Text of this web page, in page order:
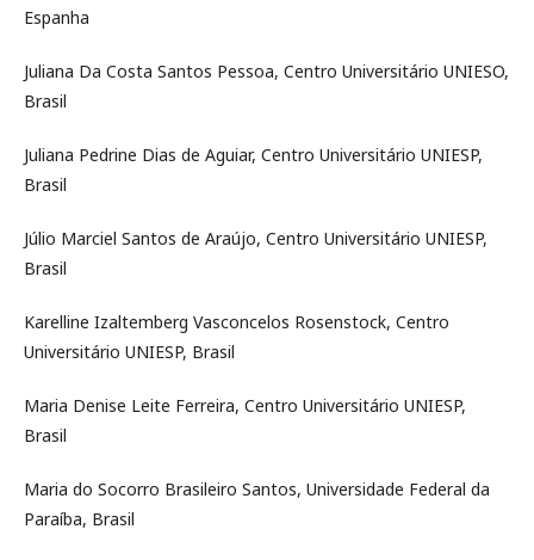
Espanha
Juliana Da Costa Santos Pessoa, Centro Universitário UNIESO,
Brasil
Juliana Pedrine Dias de Aguiar, Centro Universitário UNIESP,
Brasil
Júlio Marciel Santos de Araújo, Centro Universitário UNIESP,
Brasil
Karelline Izaltemberg Vasconcelos Rosenstock, Centro
Universitário UNIESP, Brasil
Maria Denise Leite Ferreira, Centro Universitário UNIESP,
Brasil
Maria do Socorro Brasileiro Santos, Universidade Federal da
Paraíba, Brasil